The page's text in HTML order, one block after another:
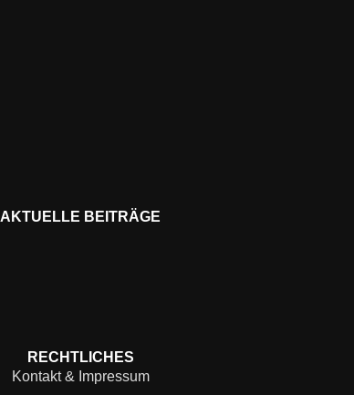
AKTUELLE BEITRÄGE
RECHTLICHES
Kontakt & Impressum